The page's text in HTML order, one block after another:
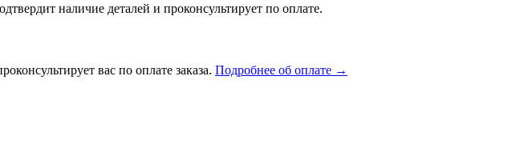
наличие деталей и проконсультирует по оплате.
вас по оплате заказа. Подробнее об оплате →